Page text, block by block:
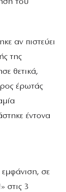
του
αν πιστεύει
της
θετικά,
έρωτάς
έντονα
εμφάνιση, σε
στις 3